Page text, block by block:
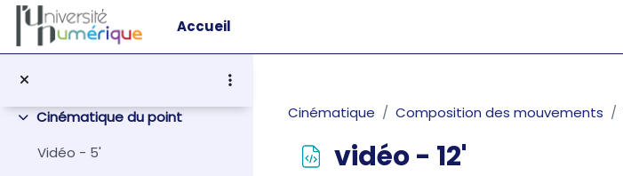
Passer au contenu principal
Accueil
Replier
Cinématique du point
Vidéo - 5'
Cinématique
Composition des mouvements
vidéo - 12'